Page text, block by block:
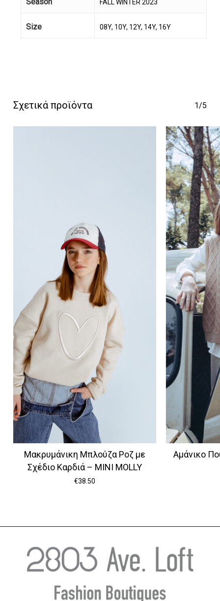
FALL WINTER 2023
Size 08Y, 10Y, 12Y, 14Y, 16Y
Σχετικά προϊόντα 1/5
Μακρυμάνικη Μπλούζα Ροζ με
Σχέδιο Καρδιά – MINI MOLLY
€38.50
Αμάνικο